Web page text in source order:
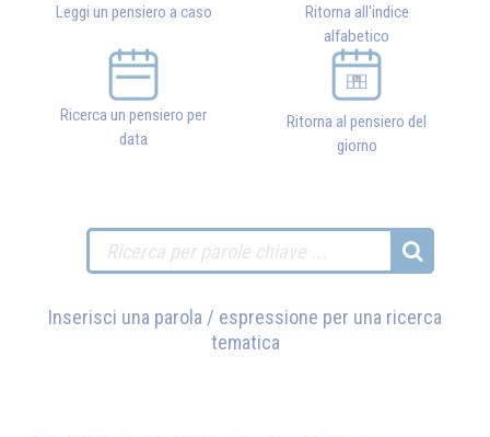
Leggi un pensiero a caso
Ritorna all'indice
alfabetico
Ricerca un pensiero per
data
Ritorna al pensiero del
giorno
Inserisci una parola / espressione per una ricerca
tematica